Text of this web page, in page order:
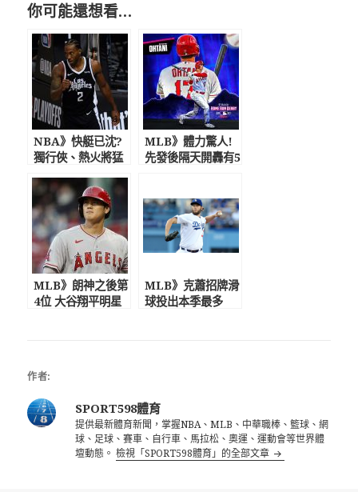
你可能還想看…
NBA》快艇已沈?
獨行俠、熱火將猛
者質疑他太神秘
MLB》體力驚人!
先發後隔天開轟有5
MLB》朗神之後第
4位 大谷翔平明星
MLB》克蕭招牌滑
球投出本季最多
作者:
SPORT598體育
提供最新體育新聞，掌握NBA、MLB、中華職棒、籃球、網
球、足球、賽車、自行車、馬拉松、奧運、運動會等世界體
壇動態。檢視「SPORT598體育」的全部文章